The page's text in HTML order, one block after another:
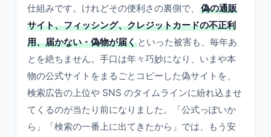
仕組みです。けれどその便利さの裏側で、
偽の通販
サイト、フィッシング、クレジットカードの不正利
用、届かない・偽物が届く といった被害も、毎年あ
とを絶ちません。手口は年々巧妙になり、いまや本
物の公式サイトをまるごとコピーした偽サイトを、
検索広告の上位や SNS のタイムラインに紛れ込ませ
てくるのが当たり前になりました。「公式っぽいか
ら」「検索の一番上に出てきたから」では、もう安